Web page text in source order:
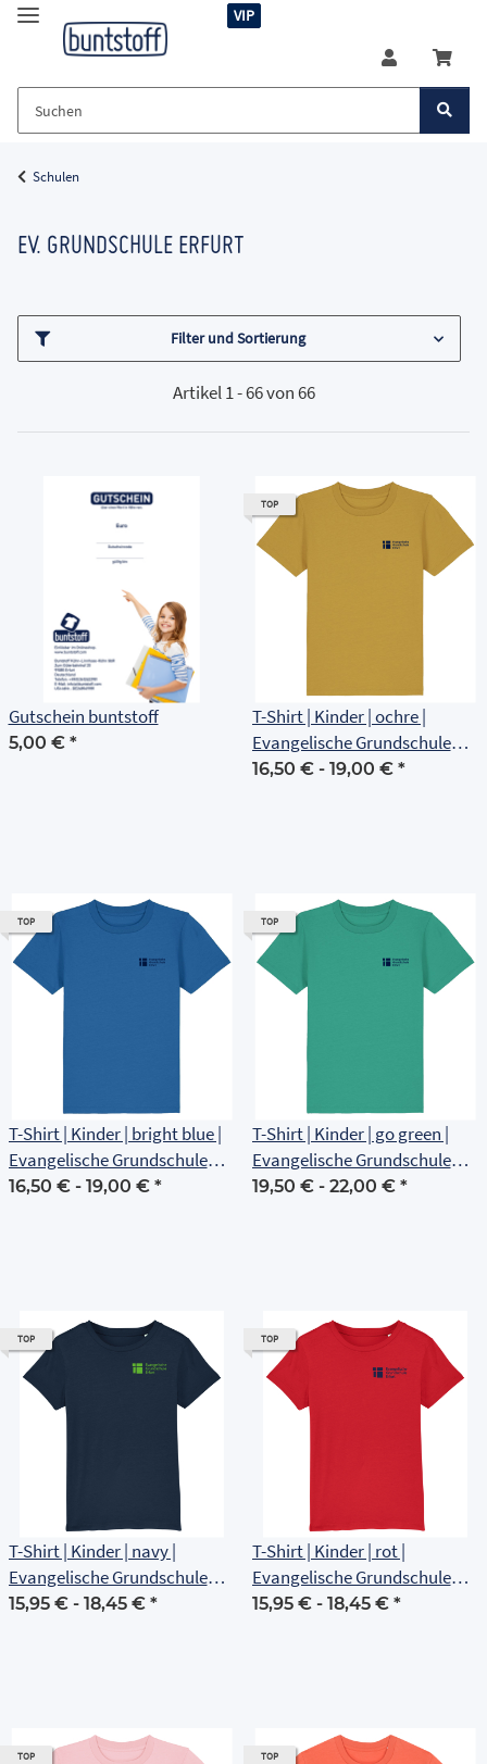
VIP
Schulen
EV. GRUNDSCHULE ERFURT
Filter und Sortierung
Artikel 1 - 66 von 66
Gutschein buntstoff
5,00 € *
TOP
T-Shirt | Kinder | ochre |
Evangelische Grundschule
Erfurt
16,50 € - 19,00 € *
TOP
T-Shirt | Kinder | bright blue |
Evangelische Grundschule
Erfurt
16,50 € - 19,00 € *
TOP
T-Shirt | Kinder | go green |
Evangelische Grundschule
Erfurt
19,50 € - 22,00 € *
TOP
T-Shirt | Kinder | navy |
Evangelische Grundschule
Erfurt
15,95 € - 18,45 € *
TOP
T-Shirt | Kinder | rot |
Evangelische Grundschule
Erfurt
15,95 € - 18,45 € *
TOP TOP